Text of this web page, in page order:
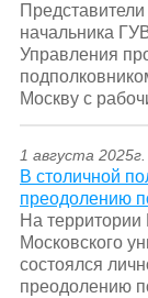
начальника
Управления
Москву с
1 августа
В столичной
преодолению
На территории
Московского
состоялся
преодолению